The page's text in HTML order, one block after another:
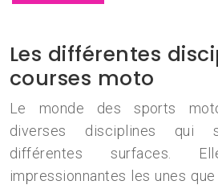
Les différentes
courses moto
Le monde des sports
diverses disciplines qui
différentes surfaces.
impressionnantes les unes